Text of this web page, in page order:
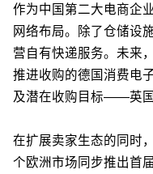
作为中国第二大电商企
网络布局。除了仓储设
营自有快递服务。未来
推进收购的德国消费电
及潜在收购目标——英国
在扩展卖家生态的同时
个欧洲市场同步推出首